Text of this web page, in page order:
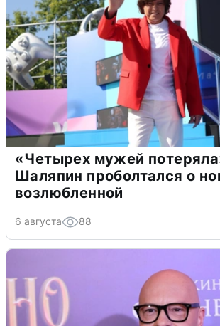
«Четырех мужей
Шаляпин проболтался о
возлюбленной
6 августа 88